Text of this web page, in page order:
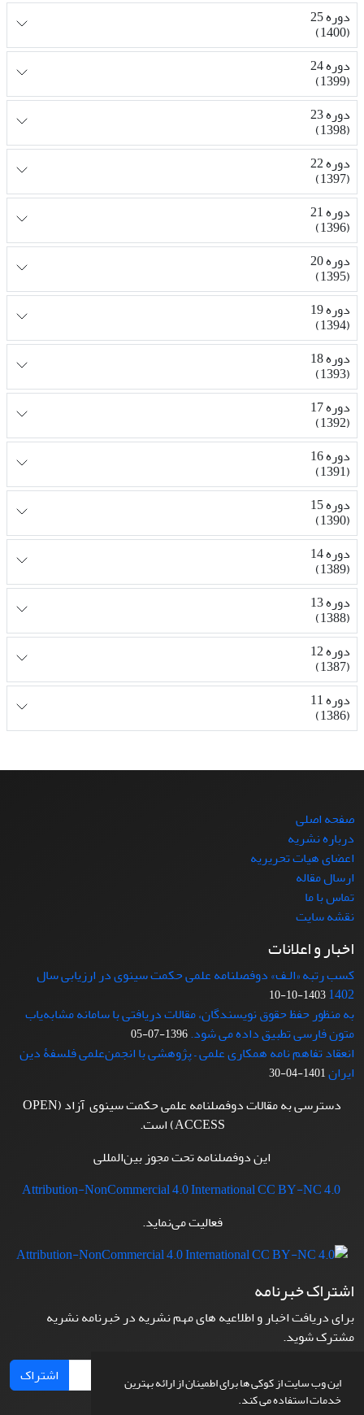
این وب سایت از کوکی ها برای اطمینان از ارائه بهترین
خدمات استفاده می کند.
دوره 25
(1400)
دوره 24
(1399)
دوره 23
(1398)
دوره 22
(1397)
دوره 21
(1396)
دوره 20
(1395)
دوره 19
(1394)
دوره 18
(1393)
دوره 17
(1392)
دوره 16
(1391)
دوره 15
(1390)
دوره 14
(1389)
دوره 13
(1388)
دوره 12
(1387)
دوره 11
(1386)
صفحه اصلی
درباره نشریه
اعضای هیات تحریریه
ارسال مقاله
تماس با ما
نقشه سایت
اخبار و اعلانات
کسب رتبه «الـف» دوفصلنامه علمی حکمت سینوی در ارزیابی سال
1402
1403-10-10
به منظور حفظ حقوق نویسندگان، مقالات دریافتی با سامانه مشابه‌یاب
متون فارسی تطبیق داده می شود.1396-07-05
انعقاد تفاهم نامه همکاری علمی – پژوهشی با انجمن‌علمی فلسفۀ دین
ایران1401-04-30
دسترسی به مقالات دوفصلنامه علمی حکمت سینوی آزاد (OPEN
ACCESS) است.
این دوفصلنامه تحت مجوز بین‌المللی
Attribution-NonCommercial 4.0 International CC BY-NC 4.0
فعالیت می‌نماید.
اشتراک خبرنامه
برای دریافت اخبار و اطلاعیه های مهم نشریه در خبرنامه نشریه
مشترک شوید.
اشتراک